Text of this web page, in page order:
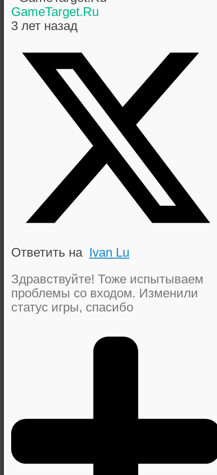
GameTarget.Ru
3 лет назад
Ответить на Ivan Lu
Здравствуйте! Тоже испытываем
проблемы со входом. Изменили
статус игры, спасибо